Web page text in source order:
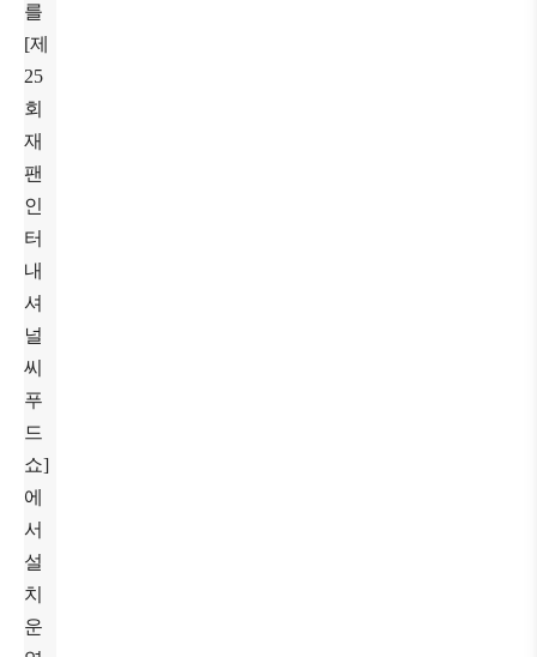
를
[제
25
회
재
팬
인
터
내
셔
널
씨
푸
드
쇼]
에
서
설
치
운